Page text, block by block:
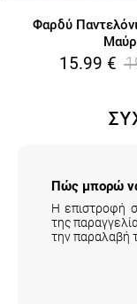
Φαρδύ
15.99 €
Πώς μπορώ
Η επιστροφή
της
την παραλαβή